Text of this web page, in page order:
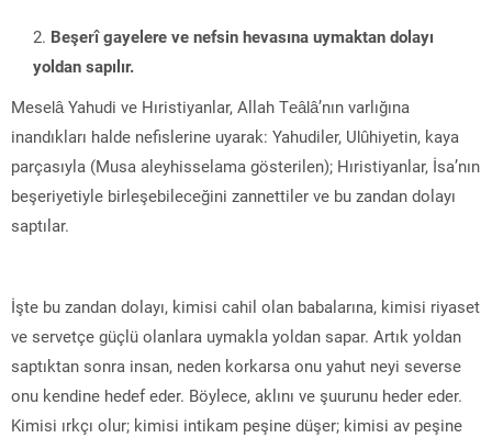
Beşerî gayelere ve nefsin hevasına uymaktan dolayı
yoldan sapılır.
Meselâ Yahudi ve Hıristiyanlar, Allah Teâlâ’nın varlığına
inandıkları halde nefislerine uyarak: Yahudiler, Ulûhiyetin, kaya
parçasıyla (Musa aleyhisselama gösterilen); Hıristiyanlar, İsa’nın
beşeriyetiyle birleşebileceğini zannettiler ve bu zandan dolayı
saptılar.
İşte bu zandan dolayı, kimisi cahil olan babalarına, kimisi riyaset
ve servetçe güçlü olanlara uymakla yoldan sapar. Artık yoldan
saptıktan sonra insan, neden korkarsa onu yahut neyi severse
onu kendine hedef eder. Böylece, aklını ve şuurunu heder eder.
Kimisi ırkçı olur; kimisi intikam peşine düşer; kimisi av peşine